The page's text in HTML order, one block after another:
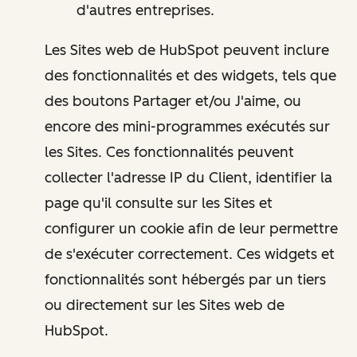
d'autres entreprises.
Les Sites web de HubSpot peuvent inclure
des fonctionnalités et des widgets, tels que
des boutons Partager et/ou J'aime, ou
encore des mini-programmes exécutés sur
les Sites. Ces fonctionnalités peuvent
collecter l'adresse IP du Client, identifier la
page qu'il consulte sur les Sites et
configurer un cookie afin de leur permettre
de s'exécuter correctement. Ces widgets et
fonctionnalités sont hébergés par un tiers
ou directement sur les Sites web de
HubSpot.